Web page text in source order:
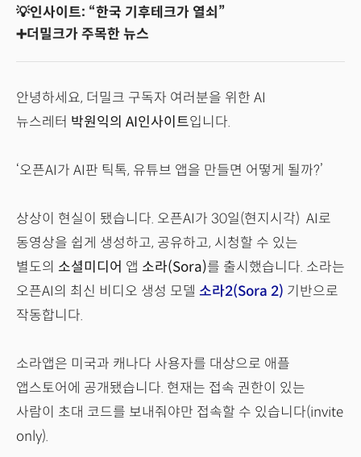
💡인사이트: “한국 기후테크가 열쇠”
➕더밀크가 주목한 뉴스
안녕하세요, 더밀크 구독자 여러분을 위한 AI
뉴스레터 박원익의 AI인사이트입니다.
‘오픈AI가 AI판 틱톡, 유튜브 앱을 만들면 어떻게 될까?’
상상이 현실이 됐습니다. 오픈AI가 30일(현지시각) AI로
동영상을 쉽게 생성하고, 공유하고, 시청할 수 있는
별도의 소셜미디어 앱 소라(Sora)를 출시했습니다. 소라는
오픈AI의 최신 비디오 생성 모델 소라2(Sora 2) 기반으로
작동합니다.
소라앱은 미국과 캐나다 사용자를 대상으로 애플
앱스토어에 공개됐습니다. 현재는 접속 권한이 있는
사람이 초대 코드를 보내줘야만 접속할 수 있습니다(invite
only).